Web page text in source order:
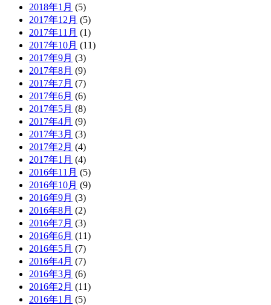
2018年1月 (5)
2017年12月 (5)
2017年11月 (1)
2017年10月 (11)
2017年9月 (3)
2017年8月 (9)
2017年7月 (7)
2017年6月 (6)
2017年5月 (8)
2017年4月 (9)
2017年3月 (3)
2017年2月 (4)
2017年1月 (4)
2016年11月 (5)
2016年10月 (9)
2016年9月 (3)
2016年8月 (2)
2016年7月 (3)
2016年6月 (11)
2016年5月 (7)
2016年4月 (7)
2016年3月 (6)
2016年2月 (11)
2016年1月 (5)